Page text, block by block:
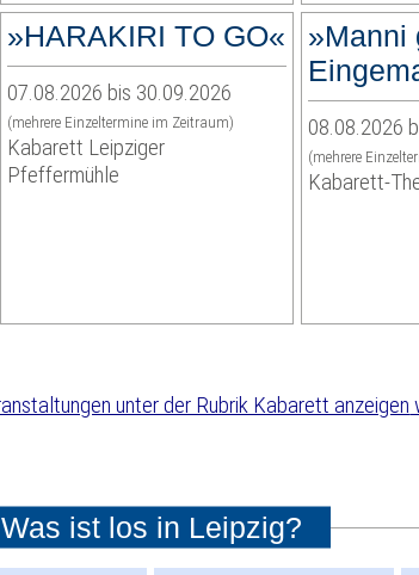
»HARAKIRI TO GO«
07.08.2026 bis 30.09.2026
(mehrere Einzeltermine im Zeitraum)
Kabarett Leipziger
Pfeffermühle
»Manni
08.08.2026
(mehrere
Kabarett-
Was ist los in Leipzig?